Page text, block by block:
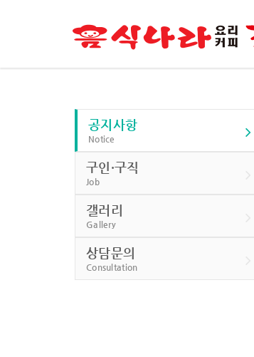
공지사항
Notice
구인·구직
Job
갤러리
Gallery
상담문의
Consultation